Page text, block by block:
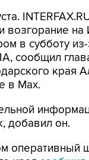
возгорание
в субботу
сообщил
края
в Max.
добавил он.
оперативный